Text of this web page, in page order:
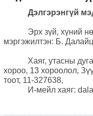
Дэлгэрэнгүй
Эрх зүй, хүний
мэргэжилтэн: Б.
Хаяг, утасны
хороо, 13 хороолол,
тоот, 11-327638,
И-мейл хаяг: